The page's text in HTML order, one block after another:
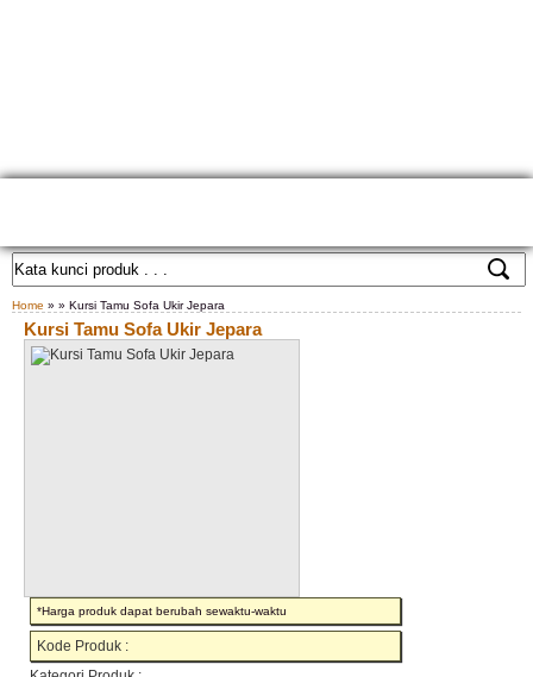
Home » » Kursi Tamu Sofa Ukir Jepara
Kursi Tamu Sofa Ukir Jepara
*Harga produk dapat berubah sewaktu-waktu
Kode Produk :